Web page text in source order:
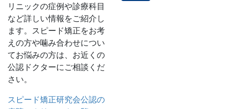
リニックの症例や診療科目
など詳しい情報をご紹介し
ます。スピード矯正をお考
えの方や噛み合わせについ
てお悩みの方は、お近くの
公認ドクターにご相談くだ
さい。
スピード矯正研究会公認の